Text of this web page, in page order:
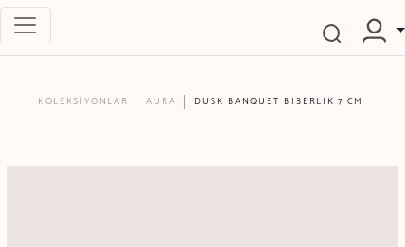
KOLEKSİYONLAR AURA DUSK BANQUET BIBERLIK 7 CM